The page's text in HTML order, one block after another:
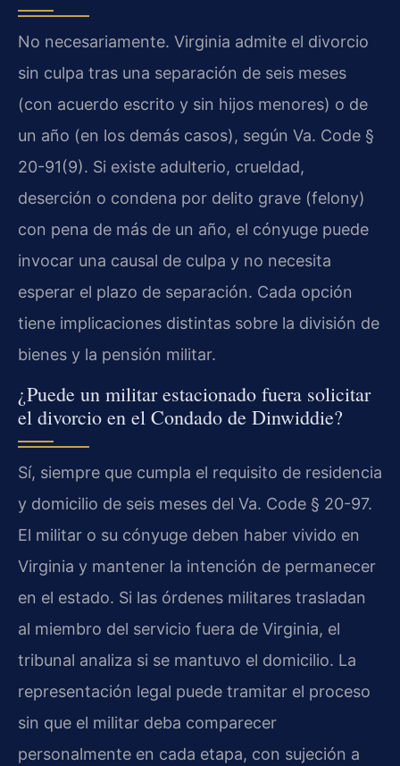
No necesariamente. Virginia admite el divorcio
sin culpa tras una separación de seis meses
(con acuerdo escrito y sin hijos menores) o de
un año (en los demás casos), según Va. Code §
20-91(9). Si existe adulterio, crueldad,
deserción o condena por delito grave (felony)
con pena de más de un año, el cónyuge puede
invocar una causal de culpa y no necesita
esperar el plazo de separación. Cada opción
tiene implicaciones distintas sobre la división de
bienes y la pensión militar.
¿Puede un militar estacionado fuera solicitar
el divorcio en el Condado de Dinwiddie?
Sí, siempre que cumpla el requisito de residencia
y domicilio de seis meses del Va. Code § 20-97.
El militar o su cónyuge deben haber vivido en
Virginia y mantener la intención de permanecer
en el estado. Si las órdenes militares trasladan
al miembro del servicio fuera de Virginia, el
tribunal analiza si se mantuvo el domicilio. La
representación legal puede tramitar el proceso
sin que el militar deba comparecer
personalmente en cada etapa, con sujeción a